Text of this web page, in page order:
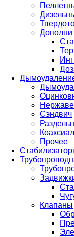
Сэндвич
Прочее
Клапаны